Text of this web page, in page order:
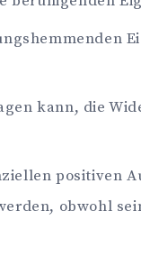
kann, die
positiven
obwohl